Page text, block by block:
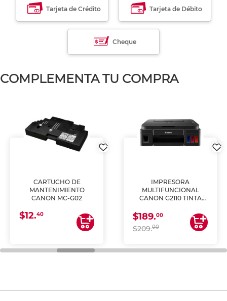
Tarjeta de Crédito Tarjeta de Débito
Cheque
COMPLEMENTA TU COMPRA
CARTUCHO DE
MANTENIMIENTO
CANON MC-G02
$12.40
IMPRESORA
MULTIFUNCIONAL
CANON G2110 TINTA
$189.00
$209.00